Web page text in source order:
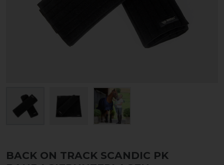
BACK ON TRACK SCANDIC PK